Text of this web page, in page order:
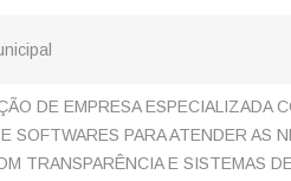
DE EMPRESA ESPECIALIZADA
SOFTWARES PARA ATENDER AS
TRANSPARÊNCIA E SISTEMAS